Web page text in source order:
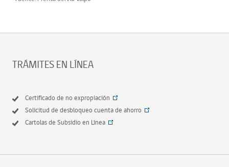
TRÁMITES EN LÍNEA
Certificado de no expropiación
Solicitud de desbloqueo cuenta de ahorro
Cartolas de Subsidio en Línea